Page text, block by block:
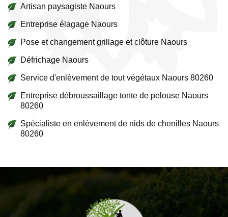
Artisan paysagiste Naours
Entreprise élagage Naours
Pose et changement grillage et clôture Naours
Défrichage Naours
Service d'enlèvement de tout végétaux Naours 80260
Entreprise débroussaillage tonte de pelouse Naours
80260
Spécialiste en enlèvement de nids de chenilles Naours
80260